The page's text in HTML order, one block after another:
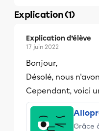
Explication (1)
Explication d’élève
17 juin 2022
Bonjour,
Désolé, nous
Cependant, voici
Grâce